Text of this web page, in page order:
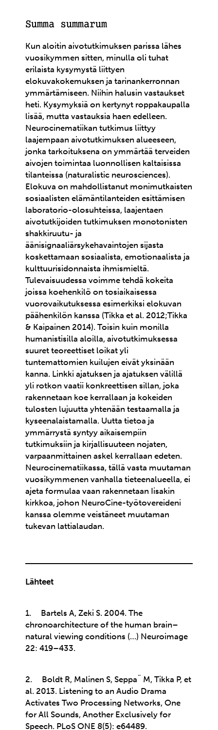
Summa summarum
Kun aloitin aivotutkimuksen parissa lähes
vuosikymmen sitten, minulla oli tuhat
erilaista kysymystä liittyen
elokuvakokemuksen ja tarinankerronnan
ymmärtämiseen. Niihin halusin vastaukset
heti. Kysymyksiä on kertynyt roppakaupalla
lisää, mutta vastauksia haen edelleen.
Neurocinematiikan tutkimus liittyy
laajempaan aivotutkimuksen alueeseen,
jonka tarkoituksena on ymmärtää terveiden
aivojen toimintaa luonnollisen kaltaisissa
tilanteissa (naturalistic neurosciences).
Elokuva on mahdollistanut monimutkaisten
sosiaalisten elämäntilanteiden esittämisen
laboratorio-olosuhteissa, laajentaen
aivotutkijoiden tutkimuksen monotonisten
shakkiruutu- ja
äänisignaaliärsykehavaintojen sijasta
koskettamaan sosiaalista, emotionaalista ja
kulttuurisidonnaista ihmismieltä.
Tulevaisuudessa voimme tehdä kokeita
joissa koehenkilö on tosiaikaisessa
vuorovaikutuksessa esimerkiksi elokuvan
päähenkilön kanssa (Tikka et al. 2012;Tikka
& Kaipainen 2014). Toisin kuin monilla
humanistisilla aloilla, aivotutkimuksessa
suuret teoreettiset loikat yli
tuntemattomien kuilujen eivät yksinään
kanna. Linkki ajatuksen ja ajatuksen välillä
yli rotkon vaatii konkreettisen sillan, joka
rakennetaan koe kerrallaan ja kokeiden
tulosten lujuutta yhtenään testaamalla ja
kyseenalaistamalla. Uutta tietoa ja
ymmärrystä syntyy aikaisempiin
tutkimuksiin ja kirjallisuuteen nojaten,
varpaanmittainen askel kerrallaan edeten.
Neurocinematiikassa, tällä vasta muutaman
vuosikymmenen vanhalla tieteenalueella, ei
ajeta formulaa vaan rakennetaan Iisakin
kirkkoa, johon NeuroCine-työtovereideni
kanssa olemme veistäneet muutaman
tukevan lattialaudan.
Lähteet
1. Bartels A, Zeki S. 2004. The
chronoarchitecture of the human brain–
natural viewing conditions (…) Neuroimage
22: 419–433.
2. Boldt R, Malinen S, Seppa¨ M, Tikka P, et
al. 2013. Listening to an Audio Drama
Activates Two Processing Networks, One
for All Sounds, Another Exclusively for
Speech. PLoS ONE 8(5): e64489.